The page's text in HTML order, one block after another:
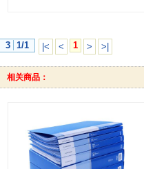
3 1/1 |< < 1 > >|
相关商品：